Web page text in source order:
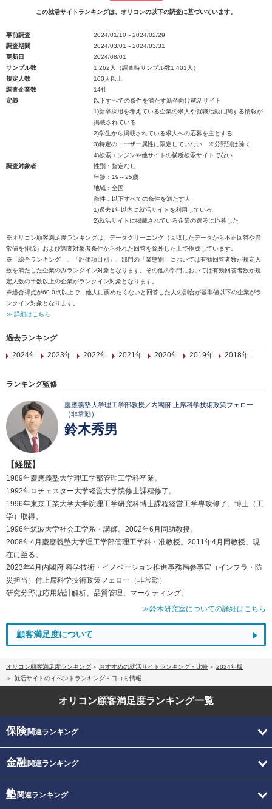
この就活サイトランキングは、オリコンの以下の調査に基づいています。
事前調査
2024/01/10～2024/02/29
調査期間
2024/03/01～2024/03/31
更新日
2024/08/01
サンプル数
1,262人（調査時サンプル数1,401人）
規定人数
100人以上
調査企業数
14社
定義
以下すべての条件を満たす新卒向け就活サイト
1)新卒採用を考えている企業の求人や就職活動に関する情報が
掲載されている
2)学生から掲載されている求人への応募を主とする
3)特定のユーザー属性に限定していない ※分野別は除く
4)検索エンジンや他サイトの横断検索サイトでない
調査対象者
性別：指定なし
年齢：19～25歳
地域：全国
条件：以下すべての条件を満たす人
1)過去1年以内に就活サイトを利用している
2)就活サイトに掲載されている企業の選考に応募した
※オリコン顧客満足度ランキングは、データクリーニング（回収したデータから不正回答や異
常値を排除）および調査対象者条件から外れた回答を除外した上で作成しています。
※「総合ランキング」、「評価項目別」、部門の「業態別」においては有効回答者数が規定人
数を満たした企業のみランクイン対象となります。その他の部門においては有効回答者数が規
定人数の半数以上の企業がランクイン対象となります。
※総合得点が60.0点以上で、他人に薦めたくないと回答した人の割合が基準値以下の企業がラ
ンクイン対象となります。
≫ 詳細はこちら
過去ランキング
2024年
2023年 2022年 2021年 2020年 2019年 2018年
ランキング監修
慶應義塾大学理工学部教授／内閣府 上席科学技術政策フェロー
（非常勤）
鈴木秀男
【経歴】
1989年慶應義塾大学理工学部管理工学科卒業。
1992年ロチェスター大学経営大学院修士課程修了。
1996年東京工業大学大学院理工学研究科博士課程経営工学専攻修了。博士（工
学）取得。
1996年筑波大学社会工学系・講師。2002年6月同助教授。
2008年4月慶應義塾大学理工学部管理工学科・准教授。2011年4月同教授、現
在に至る。
2023年4月内閣府 科学技術・イノベーション推進事務局参事官（インフラ・防
災担当）付上席科学技術政策フェロー（非常勤）
研究分野は応用統計解析、品質管理、マーケティング。
≫鈴木研究室についての詳細はこちら
顧客満足度について
オリコン顧客満足度ランキング おすすめの就活サイトランキング・比較
2024年版
就活サイトのイベントランキング・口コミ情報
オリコン顧客満足度ランキング一覧
保険関連ランキング
金融関連ランキング
塾関連ランキング